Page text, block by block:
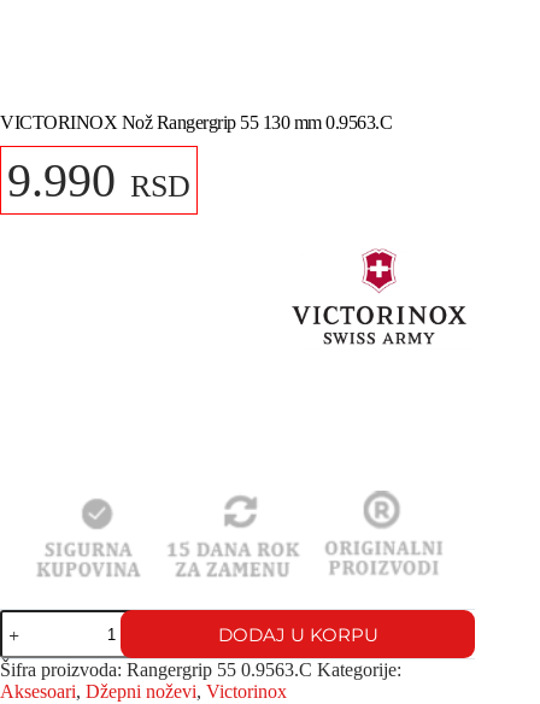
VICTORINOX Nož Rangergrip 55 130 mm 0.9563.C
9.990 RSD
DODAJ U KORPU
Šifra proizvoda: Rangergrip 55 0.9563.C Kategorije:
Aksesoari, Džepni noževi, Victorinox